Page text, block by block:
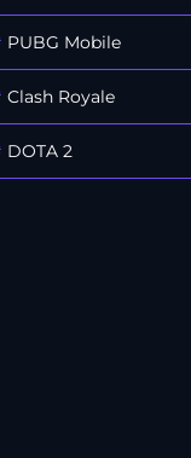
PUBG Mobile
Clash Royale
DOTA 2